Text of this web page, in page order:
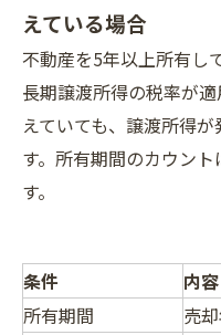
えている場合
不動産を5年以上所有し
長期譲渡所得の税率が
えていても、譲渡所得
す。所有期間のカウン
す。
条件
内容
所有期間
売